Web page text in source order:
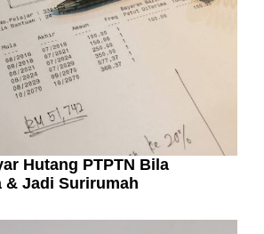
Hutang PTPTN Bila
& Jadi Surirumah